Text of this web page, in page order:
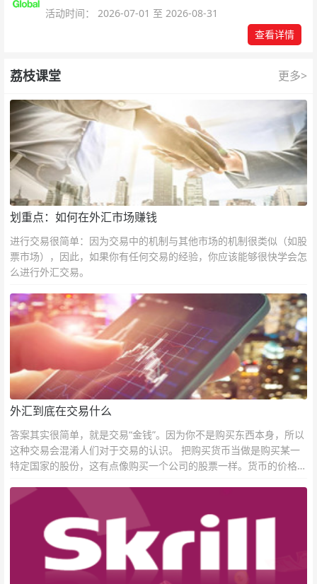
活动时间： 2026-07-01 至 2026-08-31
查看详情
荔枝课堂 更多>
划重点：如何在外汇市场赚钱
进行交易很简单：因为交易中的机制与其他市场的机制很类似（如股
票市场），因此，如果你有任何交易的经验，你应该能够很快学会怎
么进行外汇交易。
外汇到底在交易什么
答案其实很简单，就是交易“金钱”。因为你不是购买东西本身，所以
这种交易会混淆人们对于交易的认识。 把购买货币当做是购买某一
特定国家的股份，这有点像购买一个公司的股票一样。货币的价格直